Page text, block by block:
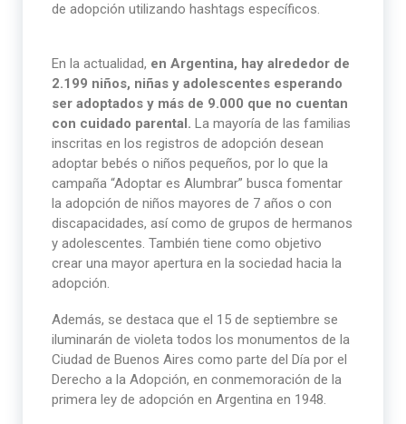
de adopción utilizando hashtags específicos.
En la actualidad, en Argentina, hay alrededor de
2.199 niños, niñas y adolescentes esperando
ser adoptados y más de 9.000 que no cuentan
con cuidado parental. La mayoría de las familias
inscritas en los registros de adopción desean
adoptar bebés o niños pequeños, por lo que la
campaña “Adoptar es Alumbrar” busca fomentar
la adopción de niños mayores de 7 años o con
discapacidades, así como de grupos de hermanos
y adolescentes. También tiene como objetivo
crear una mayor apertura en la sociedad hacia la
adopción.
Además, se destaca que el 15 de septiembre se
iluminarán de violeta todos los monumentos de la
Ciudad de Buenos Aires como parte del Día por el
Derecho a la Adopción, en conmemoración de la
primera ley de adopción en Argentina en 1948.